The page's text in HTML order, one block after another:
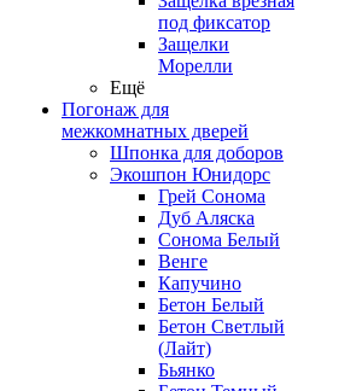
под фиксатор
Защелки
Морелли
Ещё
Погонаж для
межкомнатных дверей
Шпонка для доборов
Экошпон Юнидорс
Грей Сонома
Дуб Аляска
Сонома Белый
Венге
Капучино
Бетон Белый
Бетон Светлый
(Лайт)
Бьянко